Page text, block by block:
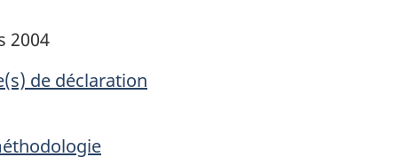
2004
de déclaration